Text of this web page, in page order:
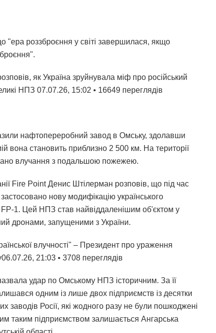
"ера роззброєння у світі завершилася, якщо
як Україна зруйнувала міф про російський
НПЗ 07.07.26, 15:02 • 16649 переглядiв
нафтопереробний завод в Омську, здолавши
вона становить приблизно 2 500 км. На території
влучання з подальшою пожежею.
Fire Point Денис Штілерман розповів, що під час
нову модифікацію українського
FP-1. Цей НПЗ став найвіддаленішим об'єктом у
дронами, запущеними з України.
влучності" – Президент про ураження
21:03 • 3708 переглядiв
удар по Омському НПЗ історичним. За її
одним із лише двох підприємств із десятки
заводів Росії, які жодного разу не були пошкоджені
таким підприємством залишається Ангарська